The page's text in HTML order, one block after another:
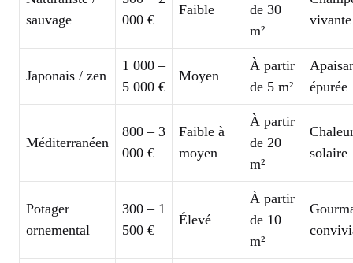
sauvage
000 €
Faible
de 30
m²
vivante
Japonais / zen
1 000 –
5 000 €
Moyen
À partir
de 5 m²
épurée
Méditerranéen
800 – 3
000 €
Faible à
moyen
À partir
de 20
m²
solaire
Potager
ornemental
300 – 1
500 €
Élevé
À partir
de 10
m²